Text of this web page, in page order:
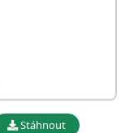
Stáhnout